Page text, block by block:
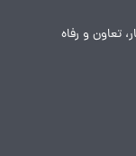
تعاون و رفاه